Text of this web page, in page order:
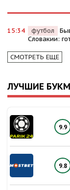
15:34 футбол
Словакии:
СМОТРЕТЬ ЕЩЕ
ЛУЧШИЕ
9.9
9.8